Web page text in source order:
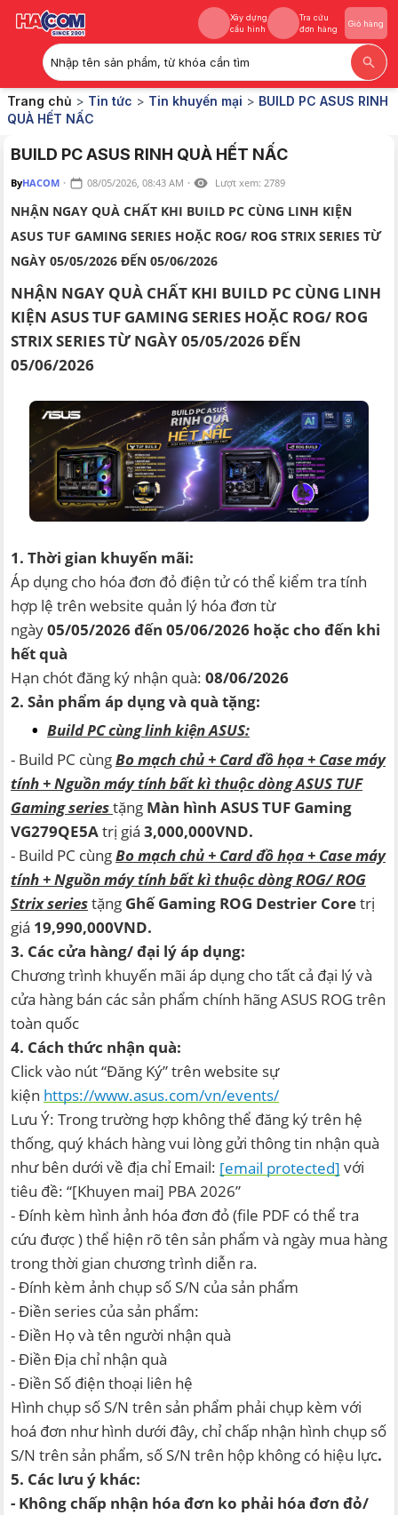
Xây dựng
cấu hình
Tra cứu
đơn hàng
Giỏ hàng
Nhập tên sản phẩm, từ khóa cần tìm
Xây dựng
cấu hình
Tra cứu
đơn hàng
Giỏ hàng
Trang chủ > Tin tức > Tin khuyến mại > BUILD PC ASUS RINH
QUÀ HẾT NẤC
BUILD PC ASUS RINH QUÀ HẾT NẤC
ByHACOM · 08/05/2026, 08:43 AM · Lượt xem: 2789
NHẬN NGAY QUÀ CHẤT KHI BUILD PC CÙNG LINH KIỆN
ASUS TUF GAMING SERIES HOẶC ROG/ ROG STRIX SERIES TỪ
NGÀY 05/05/2026 ĐẾN 05/06/2026
NHẬN NGAY QUÀ CHẤT KHI BUILD PC CÙNG LINH
KIỆN ASUS TUF GAMING SERIES HOẶC ROG/ ROG
STRIX SERIES TỪ NGÀY 05/05/2026 ĐẾN
05/06/2026
1. Thời gian khuyến mãi:
Áp dụng cho hóa đơn đỏ điện tử có thể kiểm tra tính
hợp lệ trên website quản lý hóa đơn từ
ngày05/05/2026 đến 05/06/2026 hoặc cho đến khi
hết quà
Hạn chót đăng ký nhận quà: 08/06/2026
2. Sản phẩm áp dụng và quà tặng:
Build PC cùng linh kiện ASUS:
- Build PC cùngBo mạch chủ + Card đồ họa + Case máy
tính + Nguồn máy tính bất kì thuộc dòng ASUS TUF
Gaming seriestặng Màn hình ASUS TUF Gaming
VG279QE5Atrị giá 3,000,000VND.
- Build PC cùngBo mạch chủ + Card đồ họa + Case máy
tính + Nguồn máy tính bất kì thuộc dòng ROG/ ROG
Strix seriestặng Ghế Gaming ROG Destrier Coretrị
giá 19,990,000VND.
3. Các cửa hàng/ đại lý áp dụng:
Chương trình khuyến mãi áp dụng cho tất cả đại lý và
cửa hàng bán các sản phẩm chính hãng ASUS ROG trên
toàn quốc
4. Cách thức nhận quà:
Click vào nút “Đăng Ký” trên website sự
kiện https://www.asus.com/vn/events/
Lưu Ý: Trong trường hợp không thể đăng ký trên hệ
thống, quý khách hàng vui lòng gửi thông tin nhận quà
như bên dưới về địa chỉ Email: [email protected] với
tiêu đề: “[Khuyen mai] PBA 2026”
- Đính kèm hình ảnh hóa đơn đỏ (file PDF có thể tra
cứu được ) thể hiện rõ tên sản phẩm và ngày mua hàng
trong thời gian chương trình diễn ra.
- Đính kèm ảnh chụp số S/N của sản phẩm
- Điền series của sản phẩm:
- Điền Họ và tên người nhận quà
- Điền Địa chỉ nhận quà
- Điền Số điện thoại liên hệ
Hình chụp số S/N trên sản phẩm phải chụp kèm với
hoá đơn như hình dưới đây, chỉ chấp nhận hình chụp số
S/N trên sản phẩm, số S/N trên hộp không có hiệu lực.
5. Các lưu ý khác:
- Không chấp nhận hóa đơn ko phải hóa đơn đỏ/